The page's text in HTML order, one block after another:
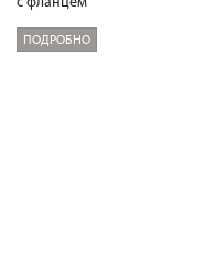
ПОДРОБНО